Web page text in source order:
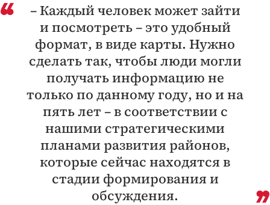
– Каждый человек может зайти
и посмотреть – это удобный
формат, в виде карты. Нужно
сделать так, чтобы люди могли
получать информацию не
только по данному году, но и на
пять лет – в соответствии с
нашими стратегическими
планами развития районов,
которые сейчас находятся в
стадии формирования и
обсуждения.